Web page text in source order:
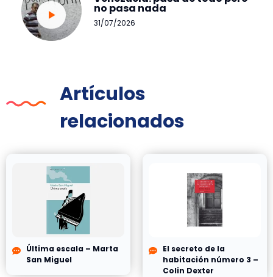
no pasa nada
31/07/2026
Artículos
relacionados
Última escala – Marta
San Miguel
El secreto de la
habitación número 3 –
Colin Dexter